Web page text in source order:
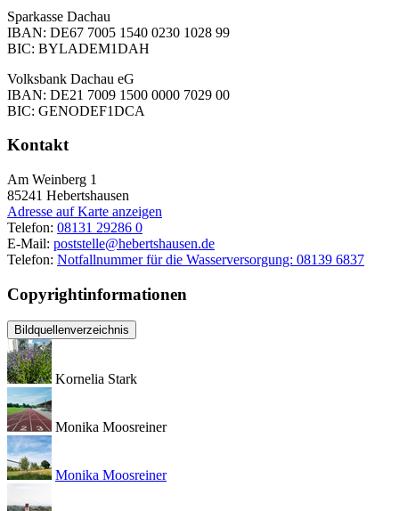
Sparkasse Dachau
IBAN: DE67 7005 1540 0230 1028 99
BIC: BYLADEM1DAH
Volksbank Dachau eG
IBAN: DE21 7009 1500 0000 7029 00
BIC: GENODEF1DCA
Kontakt
Am Weinberg 1
85241 Hebertshausen
Adresse auf Karte anzeigen
Telefon: 08131 29286 0
E-Mail: poststelle@hebertshausen.de
Telefon: Notfallnummer für die Wasserversorgung: 08139 6837
Copyrightinformationen
Bildquellenverzeichnis
Kornelia Stark
Monika Moosreiner
Monika Moosreiner